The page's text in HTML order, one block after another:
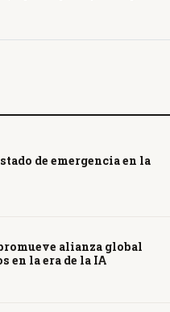
de emergencia en la
alianza global
en la era de la IA